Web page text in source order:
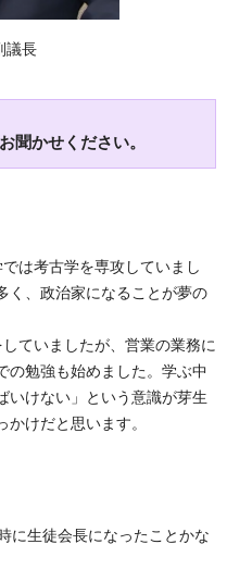
議長
聞かせください。
は考古学を専攻していまし
く、政治家になることが夢の
ていましたが、営業の業務に
の勉強も始めました。学ぶ中
いけない」という意識が芽生
けだと思います。
に生徒会長になったことかな